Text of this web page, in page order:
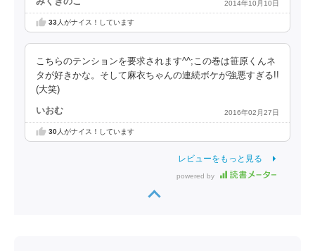
2014年10月10日
33人がナイス！しています
こちらのテンションを要求されます^^;この巻は笹原くんネ
タが好きかな。そして麻衣ちゃんの連続ボケが強悪すぎる!!
(大笑)
いおむ 2016年02月27日
30人がナイス！しています
レビューをもっと見る
powered by